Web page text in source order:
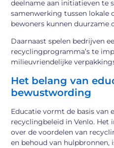
deelname aan initiatieven te
samenwerking tussen lokale
bewoners kunnen duurzame
Daarnaast spelen bedrijven
recyclingprogramma’s te
milieuvriendelijke
Het belang van
bewustwording
Educatie vormt de basis van
recyclingbeleid in Venlo. Het
over de voordelen van
en behoud van hulpbronnen,